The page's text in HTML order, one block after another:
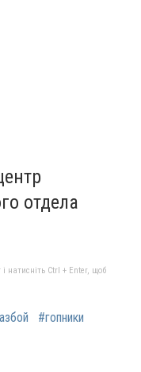
отдела
натисніть Ctrl + Enter, щоб
#гопники